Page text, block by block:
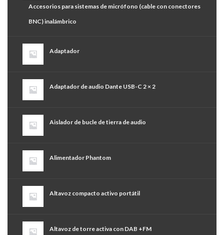
Accesorios para sistemas de micrófono (cable con conectores
BNC) inalámbrico
Adaptador
Adaptador de audio Dante USB-C 2 × 2
Aislador de bucle de tierra de audio
Alimentador Phantom
Altavoz compacto activo portátil
Altavoz de torre activa con DAB +FM